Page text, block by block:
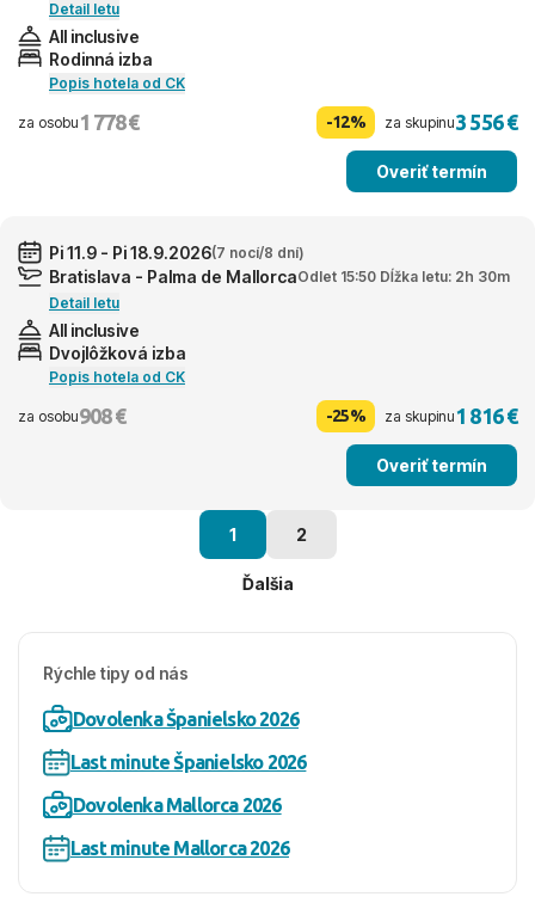
Detail letu
All inclusive
Rodinná izba
Popis hotela od CK
za osobu 1 778 € -12% za skupinu3 556 €
Overiť termín
Pi 11.9 - Pi 18.9.2026(7 nocí/8 dní)
Bratislava - Palma de MallorcaOdlet 15:50 Dĺžka letu: 2h 30m
Detail letu
All inclusive
Dvojlôžková izba
Popis hotela od CK
za osobu908 € -25% za skupinu1 816 €
Overiť termín
1 2
Ďalšia
Rýchle tipy od nás
Dovolenka Španielsko 2026
Last minute Španielsko 2026
Dovolenka Mallorca 2026
Last minute Mallorca 2026